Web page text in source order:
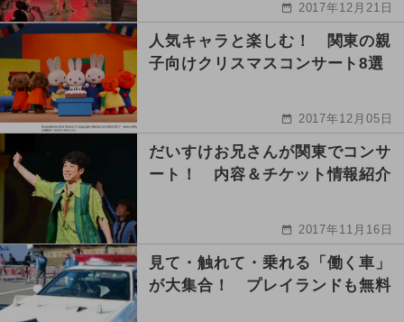
2017年12月21日
人気キャラと楽しむ！ 関東の親
子向けクリスマスコンサート8選
2017年12月05日
だいすけお兄さんが関東でコンサ
ート！ 内容＆チケット情報紹介
2017年11月16日
見て・触れて・乗れる「働く車」
が大集合！ プレイランドも無料